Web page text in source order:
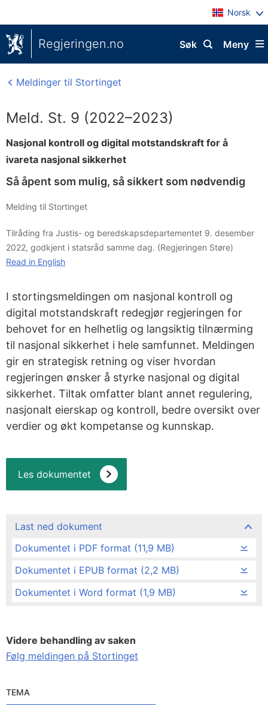
Norsk
Regjeringen.no Meny
Søk
Meldinger til Stortinget
Meld. St. 9 (2022–2023)
Nasjonal kontroll og digital motstandskraft for å
ivareta nasjonal sikkerhet
Så åpent som mulig, så sikkert som nødvendig
Melding til Stortinget
Tilråding fra Justis- og beredskapsdepartementet 9. desember
2022, godkjent i statsråd samme dag. (Regjeringen Støre)
Read in English
I stortingsmeldingen om nasjonal kontroll og
digital motstandskraft redegjør regjeringen for
behovet for en helhetlig og langsiktig tilnærming
til nasjonal sikkerhet i hele samfunnet. Meldingen
gir en strategisk retning og viser hvordan
regjeringen ønsker å styrke nasjonal og digital
sikkerhet. Tiltak omfatter blant annet regulering,
nasjonalt eierskap og kontroll, bedre oversikt over
verdier og økt kompetanse og kunnskap.
Les dokumentet
Last ned dokument
Dokumentet i PDF format (11,9 MB)
Dokumentet i EPUB format (2,2 MB)
Dokumentet i Word format (1,9 MB)
Videre behandling av saken
Følg meldingen på Stortinget
TEMA